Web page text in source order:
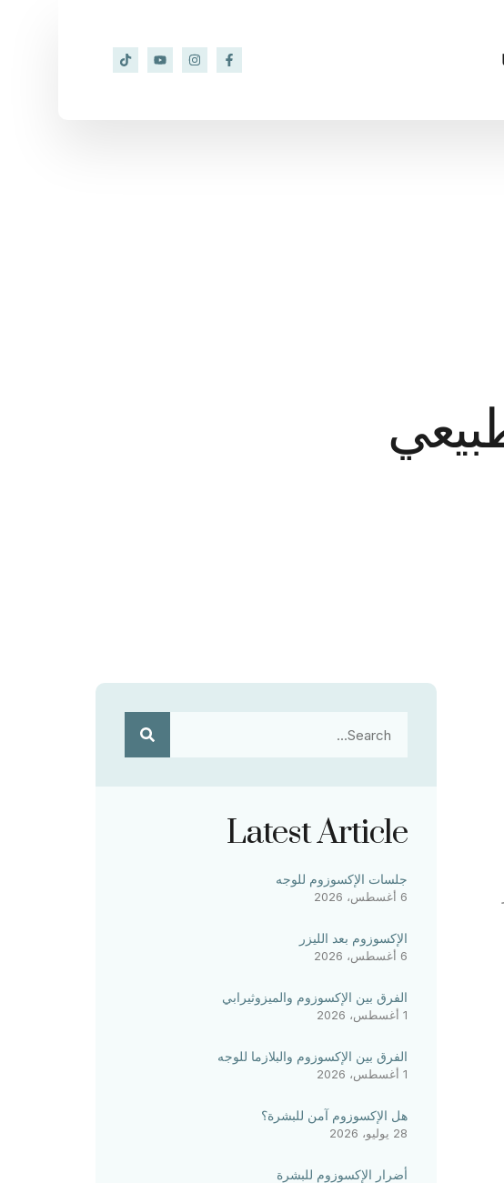
Latest Article
جلسات الإكسوزوم للوجه
6 أغسطس، 2026
الإكسوزوم بعد الليزر
6 أغسطس، 2026
الفرق بين الإكسوزوم والميزوثيرابي
1 أغسطس، 2026
الفرق بين الإكسوزوم والبلازما للوجه
1 أغسطس، 2026
هل الإكسوزوم آمن للبشرة؟
28 يوليو، 2026
أضرار الإكسوزوم للبشرة